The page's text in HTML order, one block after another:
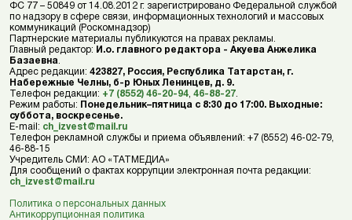
ФС 77 – 50849 от 14.08.2012 г. зарегистрировано Федеральной службой
по надзору в сфере связи, информационных технологий и массовых
коммуникаций (Роскомнадзор)
Партнерские материалы публикуются на правах рекламы.
Главный редактор: И.о. главного редактора - Акуева Анжелика
Базаевна
Адрес редакции: 423827, Россия, Республика Татарстан, г.
Набережные Челны, б-р Юных Ленинцев, д. 9.
Телефон редакции: +7 (8552) 46-20-94 46-88-27
Режим работы: Понедельник–пятница с 8:30 до 17:00. Выходные:
суббота, воскресенье.
E-mail: ch_izvest@mail.ru
Телефон рекламной службы и приема объявлений: +7 (8552) 46-02-79,
46-88-15
Учредитель СМИ: АО «ТАТМЕДИА»
Для сообщений о фактах коррупции электронная почта редакции:
ch_izvest@mail.ru
Политика о персональных данных
Антикоррупционная политика